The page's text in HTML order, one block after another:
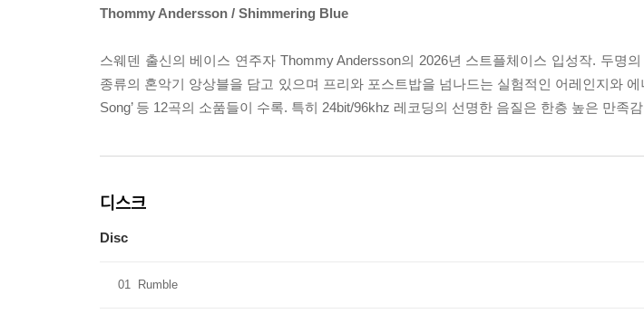
Thommy Andersson / Shimmering Blue
스웨덴 출신의 베이스 연주자 Thommy Andersson의 2026년 스트플체이스 입성작. 두명
종류의 혼악기 앙상블을 담고 있으며 프리와 포스트밥을 넘나드는 실험적인 어레인지와 에
Song’ 등 12곡의 소품들이 수록. 특히 24bit/96khz 레코딩의 선명한 음질은 한층 높은 만족
디스크
Disc
01 Rumble